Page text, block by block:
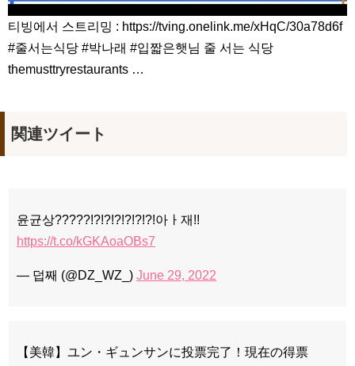
티빙에서 스트리밍 : https://tving.onelink.me/xHqC/30a78d6f
#줄서는식당 #박나래 #입짧은햇님 줄 서는 식당
themusttryrestaurants …
関連ツイート
윤균상?????!?!?!?!?!?!?!아ㅏ재!!
https://t.co/kGKAoaOBs7
— 덥째 (@DZ_WZ_) June 29, 2022
【美韓】ユン・ギュンサンに投票完了！現在の得票